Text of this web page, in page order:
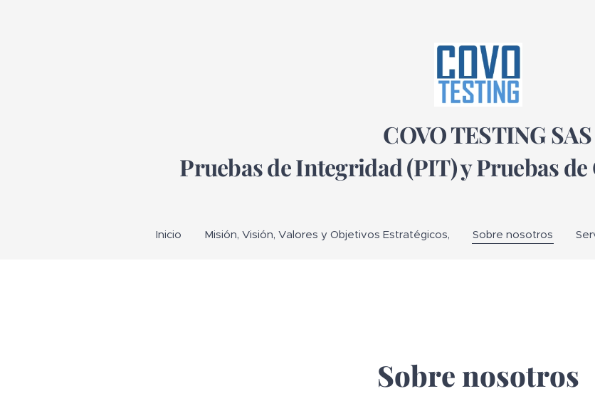
COVO TESTING SAS
Pruebas de Integridad (PIT) y Pruebas
Inicio Misión, Visión, Valores y Objetivos Estratégicos, Sobre nosotros
Sobre nosotros